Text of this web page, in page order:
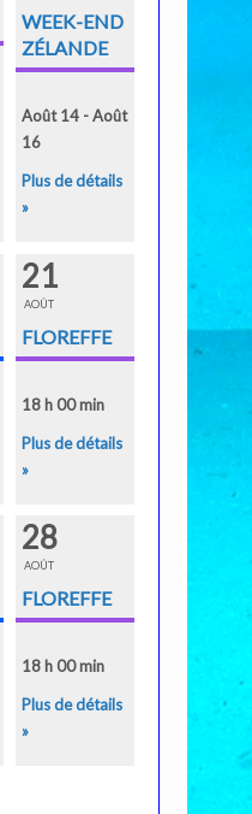
WEEK-END
ZÉLANDE
Août 14 - Août
16
Plus de détails
»
21
AOÛT
FLOREFFE
18 h 00 min
Plus de détails
»
28
AOÛT
FLOREFFE
18 h 00 min
Plus de détails
»